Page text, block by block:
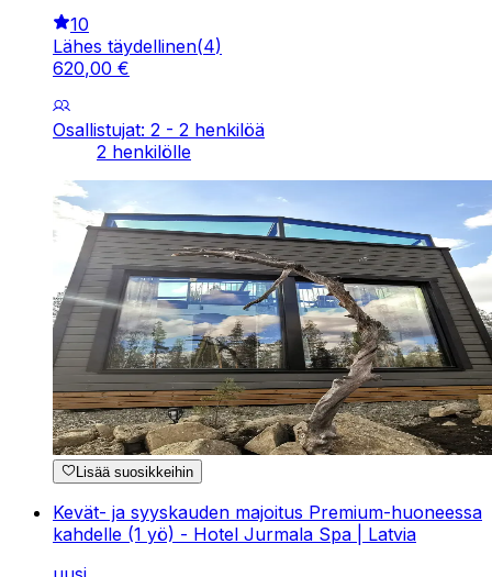
10
Lähes täydellinen(4)
620,00 €
Osallistujat: 2 - 2 henkilöä
2 henkilölle
Lisää suosikkeihin
Kevät- ja syyskauden majoitus Premium-huoneessa
kahdelle (1 yö) - Hotel Jurmala Spa | Latvia